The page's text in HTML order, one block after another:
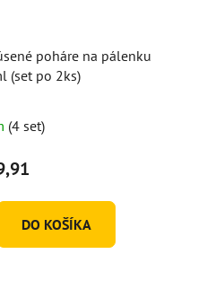
poháre na pálenku
(set po 2ks)
(4 set)
DO KOŠÍKA